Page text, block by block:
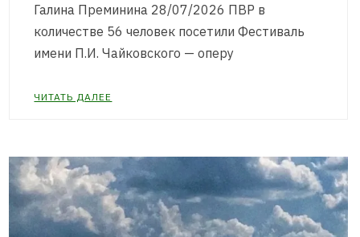
Галина Преминина 28/07/2026 ПВР в
количестве 56 человек посетили Фестиваль
имени П.И. Чайковского — оперу
ЧИТАТЬ ДАЛЕЕ